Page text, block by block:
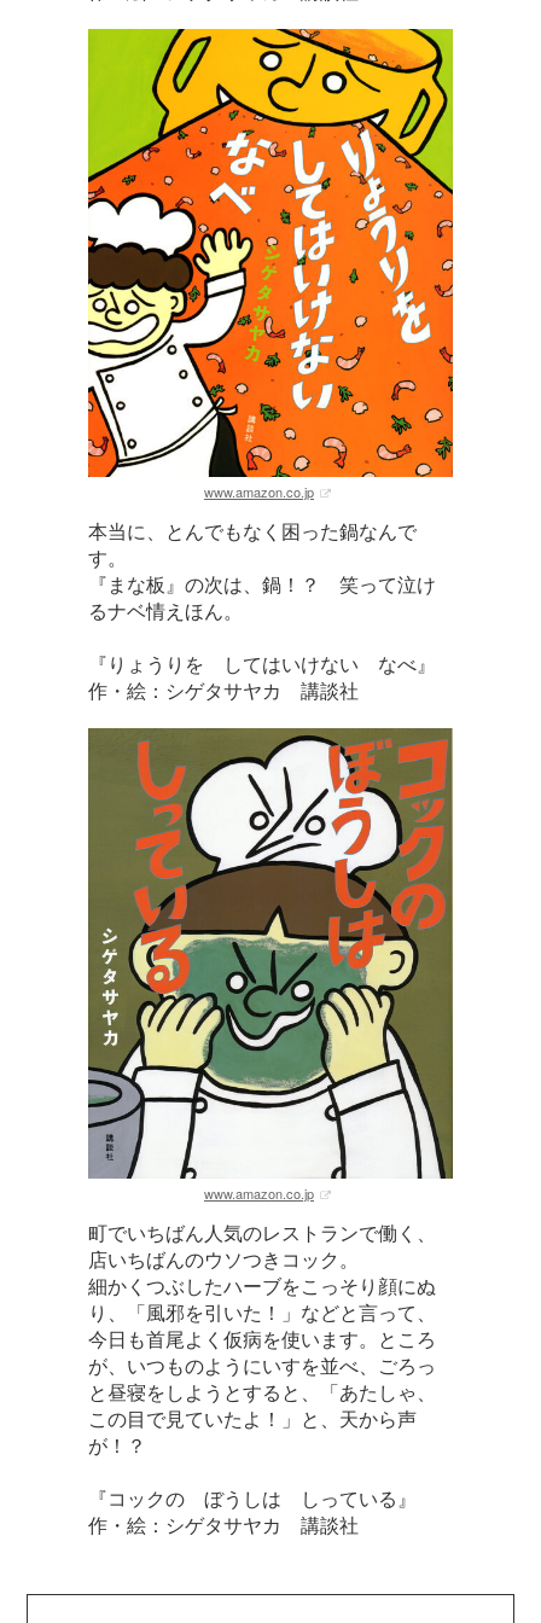
www.amazon.co.jp
本当に、とんでもなく困った鍋なんで
す。
『まな板』の次は、鍋！？ 笑って泣け
るナベ情えほん。
『りょうりを してはいけない なべ』
作・絵：シゲタサヤカ 講談社
www.amazon.co.jp
町でいちばん人気のレストランで働く、
店いちばんのウソつきコック。
細かくつぶしたハーブをこっそり顔にぬ
り、「風邪を引いた！」などと言って、
今日も首尾よく仮病を使います。ところ
が、いつものようにいすを並べ、ごろっ
と昼寝をしようとすると、「あたしゃ、
この目で見ていたよ！」と、天から声
が！？
『コックの ぼうしは しっている』
作・絵：シゲタサヤカ 講談社